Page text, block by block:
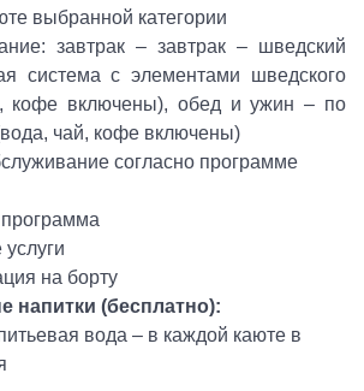
выбранной категории
завтрак – завтрак – шведский
система с элементами шведского
кофе включены), обед и ужин – по
чай, кофе включены)
согласно программе
программа
на борту
напитки (бесплатно):
вода – в каждой каюте в